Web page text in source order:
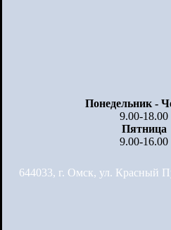
Понедельник -
9.00-18.00
Пятница
9.00-16.00
644033, г. Омск, ул. Красный